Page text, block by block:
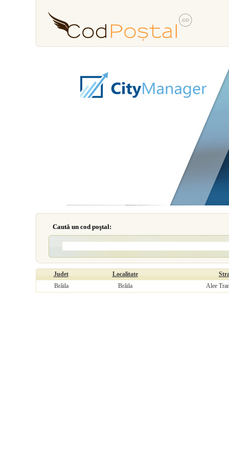
Caută un cod poştal:
Judet Localitate
Brăila
Brăila Alee